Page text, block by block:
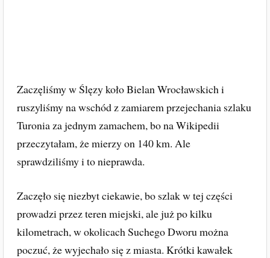
Zaczęliśmy w Ślęzy koło Bielan Wrocławskich i
ruszyliśmy na wschód z zamiarem przejechania szlaku
Turonia za jednym zamachem, bo na Wikipedii
przeczytałam, że mierzy on 140 km. Ale
sprawdziliśmy i to nieprawda.
Zaczęło się niezbyt ciekawie, bo szlak w tej części
prowadzi przez teren miejski, ale już po kilku
kilometrach, w okolicach Suchego Dworu można
poczuć, że wyjechało się z miasta. Krótki kawałek